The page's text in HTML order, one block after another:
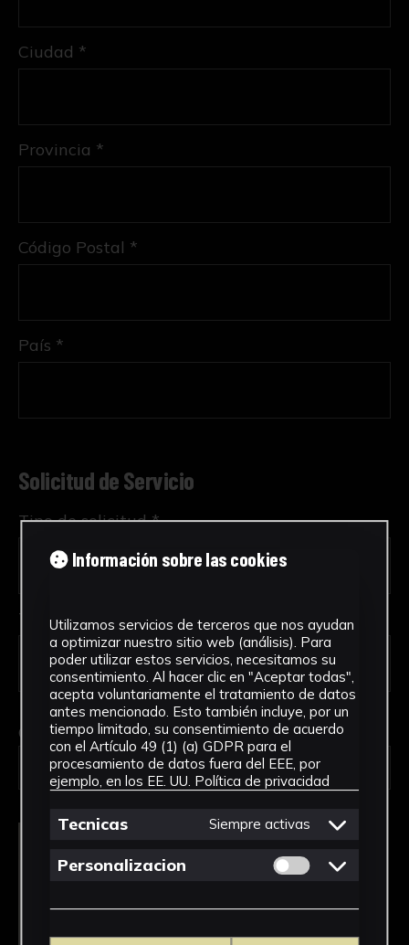
Ciudad *
Provincia *
Código Postal *
País *
Solicitud de Servicio
Tipo de solicitud *
Tipo de uso *
Obra en la que está interesado/a*
2407/Bodegón con libros
Información sobre las cookies
Utilizamos servicios de terceros que nos ayudan
a optimizar nuestro sitio web (análisis). Para
poder utilizar estos servicios, necesitamos su
consentimiento. Al hacer clic en "Aceptar todas",
acepta voluntariamente el tratamiento de datos
antes mencionado. Esto también incluye, por un
tiempo limitado, su consentimiento de acuerdo
con el Artículo 49 (1) (a) GDPR para el
procesamiento de datos fuera del EEE, por
ejemplo, en los EE. UU. Política de privacidad
Tecnicas Siempre activas
Personalizacion Permitir cookies